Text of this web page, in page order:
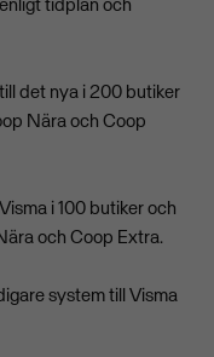
det nya i 200 butiker
Nära och Coop
i 100 butiker och
och Coop Extra.
system till Visma